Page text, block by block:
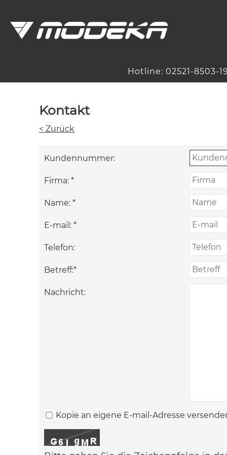
Hotline: 02521-8503-
Kontakt
< Zurück
Kundennummer:
Firma: *
Name: *
E-mail: *
Telefon:
Betreff:*
Nachricht:
Kopie an eigene E-mail-Adresse